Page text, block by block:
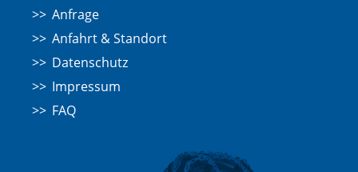
Anfrage
Anfahrt & Standort
Datenschutz
Impressum
FAQ